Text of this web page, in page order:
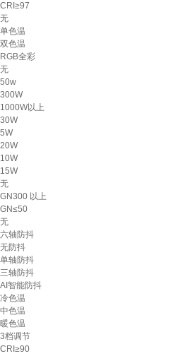
CRI≥97
无
单色温
双色温
RGB全彩
无
50w
300W
1000W以上
30W
5W
20W
10W
15W
无
GN300 以上
GN≤50
无
六轴防抖
无防抖
单轴防抖
三轴防抖
AI智能防抖
冷色温
中色温
暖色温
3档调节
CRI≥90